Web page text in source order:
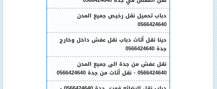
دباب تحميل نقل رخيص جميع المدن
0566424640
دينا نقل أثاث دباب نقل عفش داخل وخارج
جدة 0566424640
نقل عفش من جدة الى جميع المدن
0566424640 - نقل أثاث من جدة 0566424640